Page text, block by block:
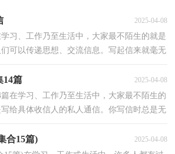
2025-04-08
习、工作乃至生活中，大家最不陌生的就是
可以传递思想、交流信息。写起信来就毫无
14篇 2025-04-08
在学习、工作乃至生活中，大家最不陌生的
给具体收信人的私人通信。你写信时总是无
合15篇) 2025-04-08